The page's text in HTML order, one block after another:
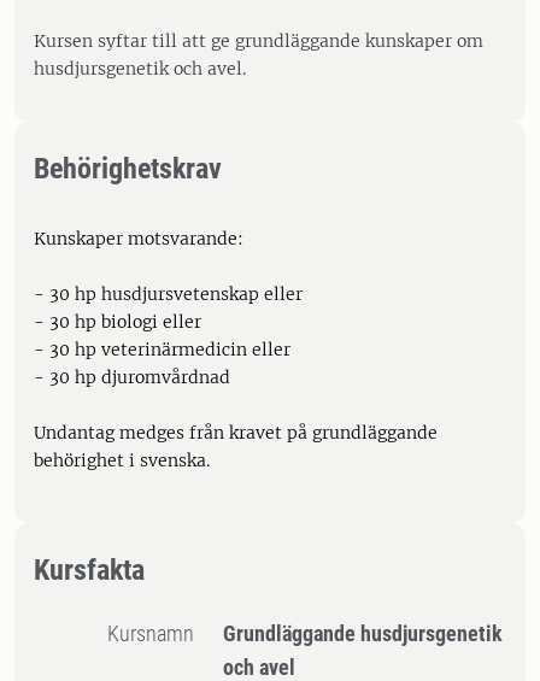
Kursen syftar till att ge grundläggande kunskaper om
husdjursgenetik och avel.
Behörighetskrav
Kunskaper motsvarande:
- 30 hp husdjursvetenskap eller
- 30 hp biologi eller
- 30 hp veterinärmedicin eller
- 30 hp djuromvårdnad
Undantag medges från kravet på grundläggande
behörighet i svenska.
Kursfakta
Kursnamn
Grundläggande husdjursgenetik
och avel